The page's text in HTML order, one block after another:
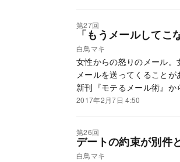
第27回
「もうメールしてこ
白鳥マキ
女性からの怒りのメール
メールを送ってくること
新刊『モテるメール術』か
2017年2月7日 4:50
第26回
デートの約束が別件
白鳥マキ